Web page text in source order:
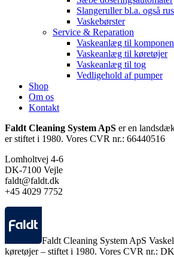
Slangeruller bl.a. også
Vaskebørster
Service & Reparation
Vaskeanlæg til
Vaskeanlæg til køretøjer
Vaskeanlæg til tog
Vedligehold af pumper
Shop
Om os
Kontakt
Faldt Cleaning System ApS er en
er stiftet i 1980. Vores CVR nr.: 66440516
Lomholtvej 4-6
DK-7100 Vejle
faldt@faldt.dk
+45 4029 7752
Faldt Cleaning System ApS
køretøjer – stiftet i 1980. Vores CVR nr.: